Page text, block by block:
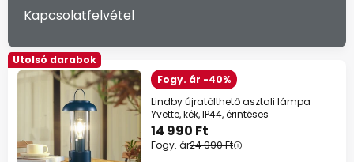
Kapcsolatfelvétel
Utolsó darabok
Fogy. ár -40%
Lindby újratölthető asztali lámpa
Yvette, kék, IP44, érintéses
14 990 Ft
Fogy. ár24 990 Ft